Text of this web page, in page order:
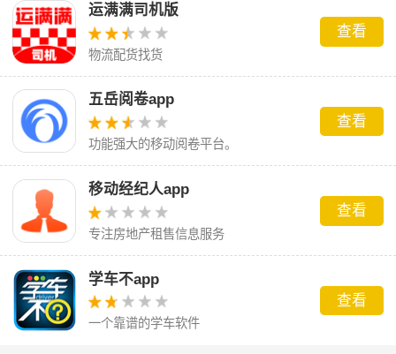
运满满司机版
物流配货找货
查看
五岳阅卷app
功能强大的移动阅卷平台。
查看
移动经纪人app
专注房地产租售信息服务
查看
学车不app
一个靠谱的学车软件
查看